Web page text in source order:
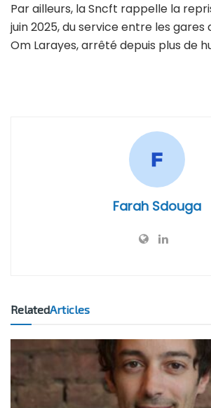
Par ailleurs, la Sncft rappelle la
juin 2025, du service entre les gares
Om Larayes, arrêté depuis plus de
Farah Sdouga
RelatedArticles